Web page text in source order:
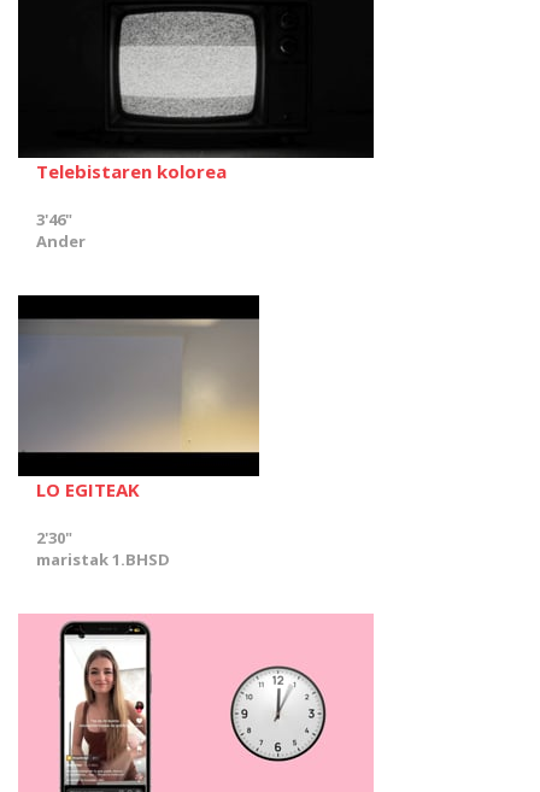
Telebistaren kolorea
3'46"
Ander
LO EGITEAK
2'30"
maristak 1.BHSD